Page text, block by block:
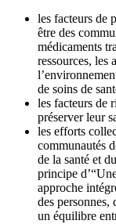
les facteurs de
être des
médicaments
ressources, les
de soins de
les facteurs de
préserver leur
les efforts
communautés
de la santé et
principe
approche
des personnes,
un équilibre